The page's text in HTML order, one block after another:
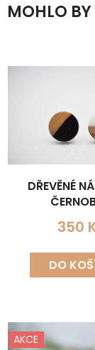
MOHLO
DŘEVĚNÉ
350
DO
AKCE